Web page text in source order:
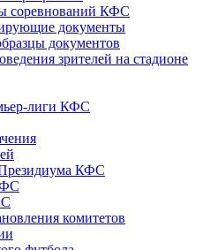
соревнований КФС
документы
документов
зрителей на стадионе
лиги КФС
КФС
комитетов